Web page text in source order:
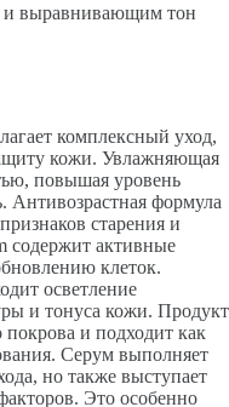
выравнивающим тон
комплексный уход,
кожи. Увлажняющая
повышая уровень
Антивозрастная формула
старения и
содержит активные
клеток.
осветление
и тонуса кожи. Продукт
покрова и подходит как
Серум выполняет
но также выступает
Это особенно